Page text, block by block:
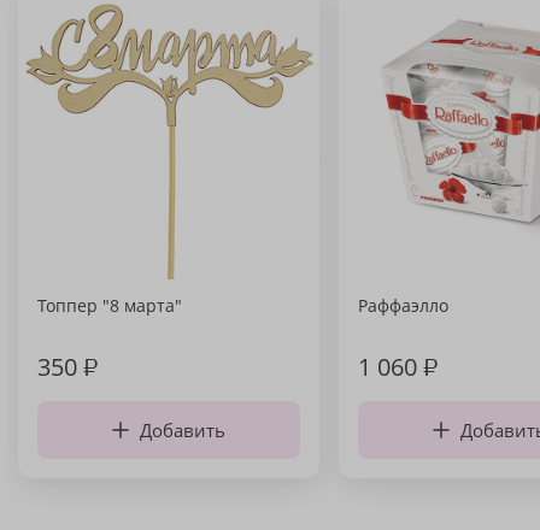
Топпер "8 марта"
350₽
Добавить
Раффаэлло
1 060₽